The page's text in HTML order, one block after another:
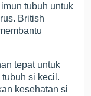
tubuh untuk
British
tepat untuk
si kecil.
kesehatan si